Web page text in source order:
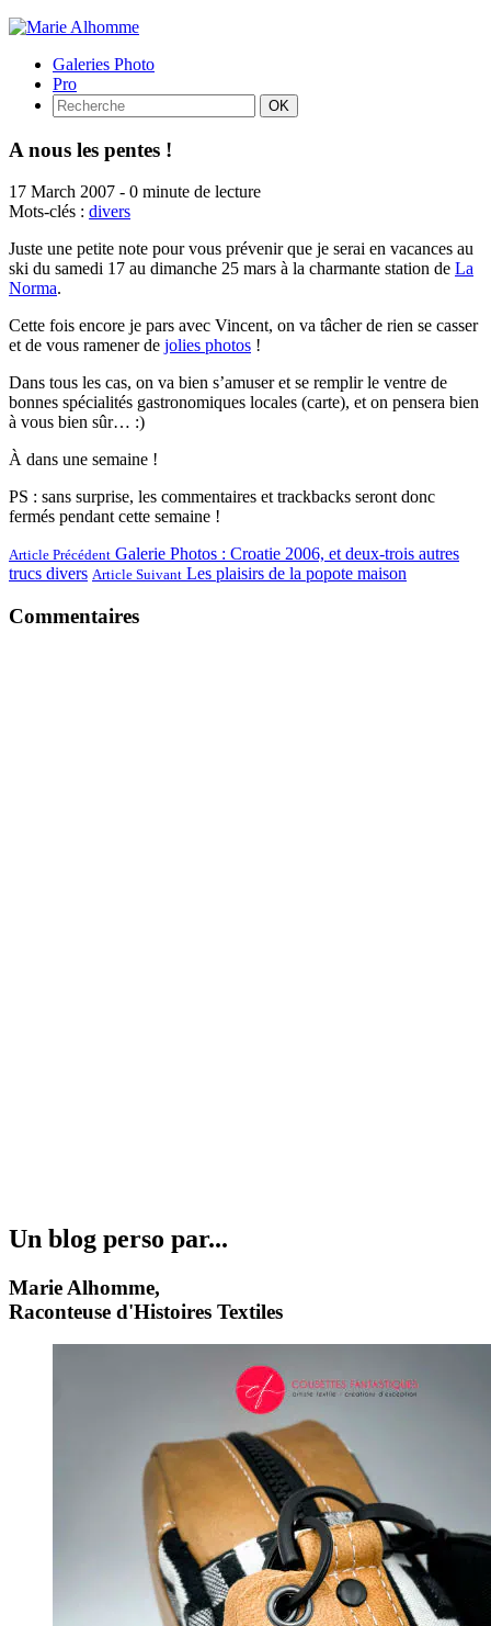
Galeries Photo
Pro
A nous les pentes !
17 March 2007 - 0 minute de lecture
Mots-clés : divers
Juste une petite note pour vous prévenir que je serai en vacances au
ski du samedi 17 au dimanche 25 mars à la charmante station de La
Norma.
Cette fois encore je pars avec Vincent, on va tâcher de rien se casser
et de vous ramener de jolies photos !
Dans tous les cas, on va bien s’amuser et se remplir le ventre de
bonnes spécialités gastronomiques locales (carte), et on pensera bien
à vous bien sûr… :)
À dans une semaine !
PS : sans surprise, les commentaires et trackbacks seront donc
fermés pendant cette semaine !
Article Précédent Galerie Photos : Croatie 2006, et deux-trois autres
trucs divers Article Suivant Les plaisirs de la popote maison
Commentaires
Un blog perso par...
Marie Alhomme,
Raconteuse d'Histoires Textiles